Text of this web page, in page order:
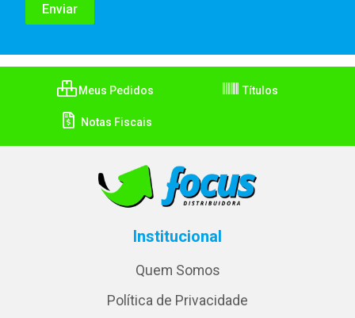
Meus Pedidos Títulos
Notas Fiscais
Institucional
Quem Somos
Política de Privacidade